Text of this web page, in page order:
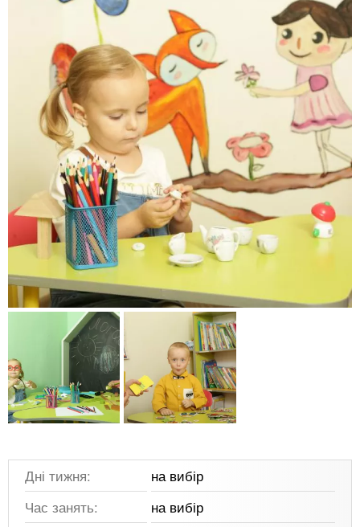
Дні тижня:
на вибір
Час занять:
на вибір